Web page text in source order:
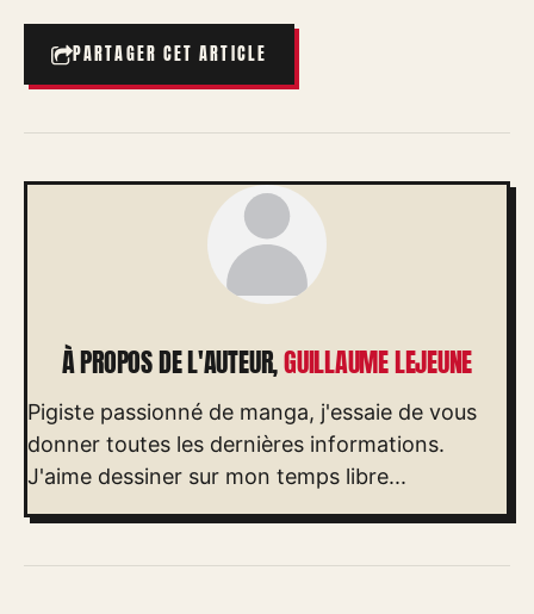
PARTAGER CET ARTICLE
À PROPOS DE L'AUTEUR,GUILLAUME LEJEUNE
Pigiste passionné de manga, j'essaie de vous
donner toutes les dernières informations.
J'aime dessiner sur mon temps libre...